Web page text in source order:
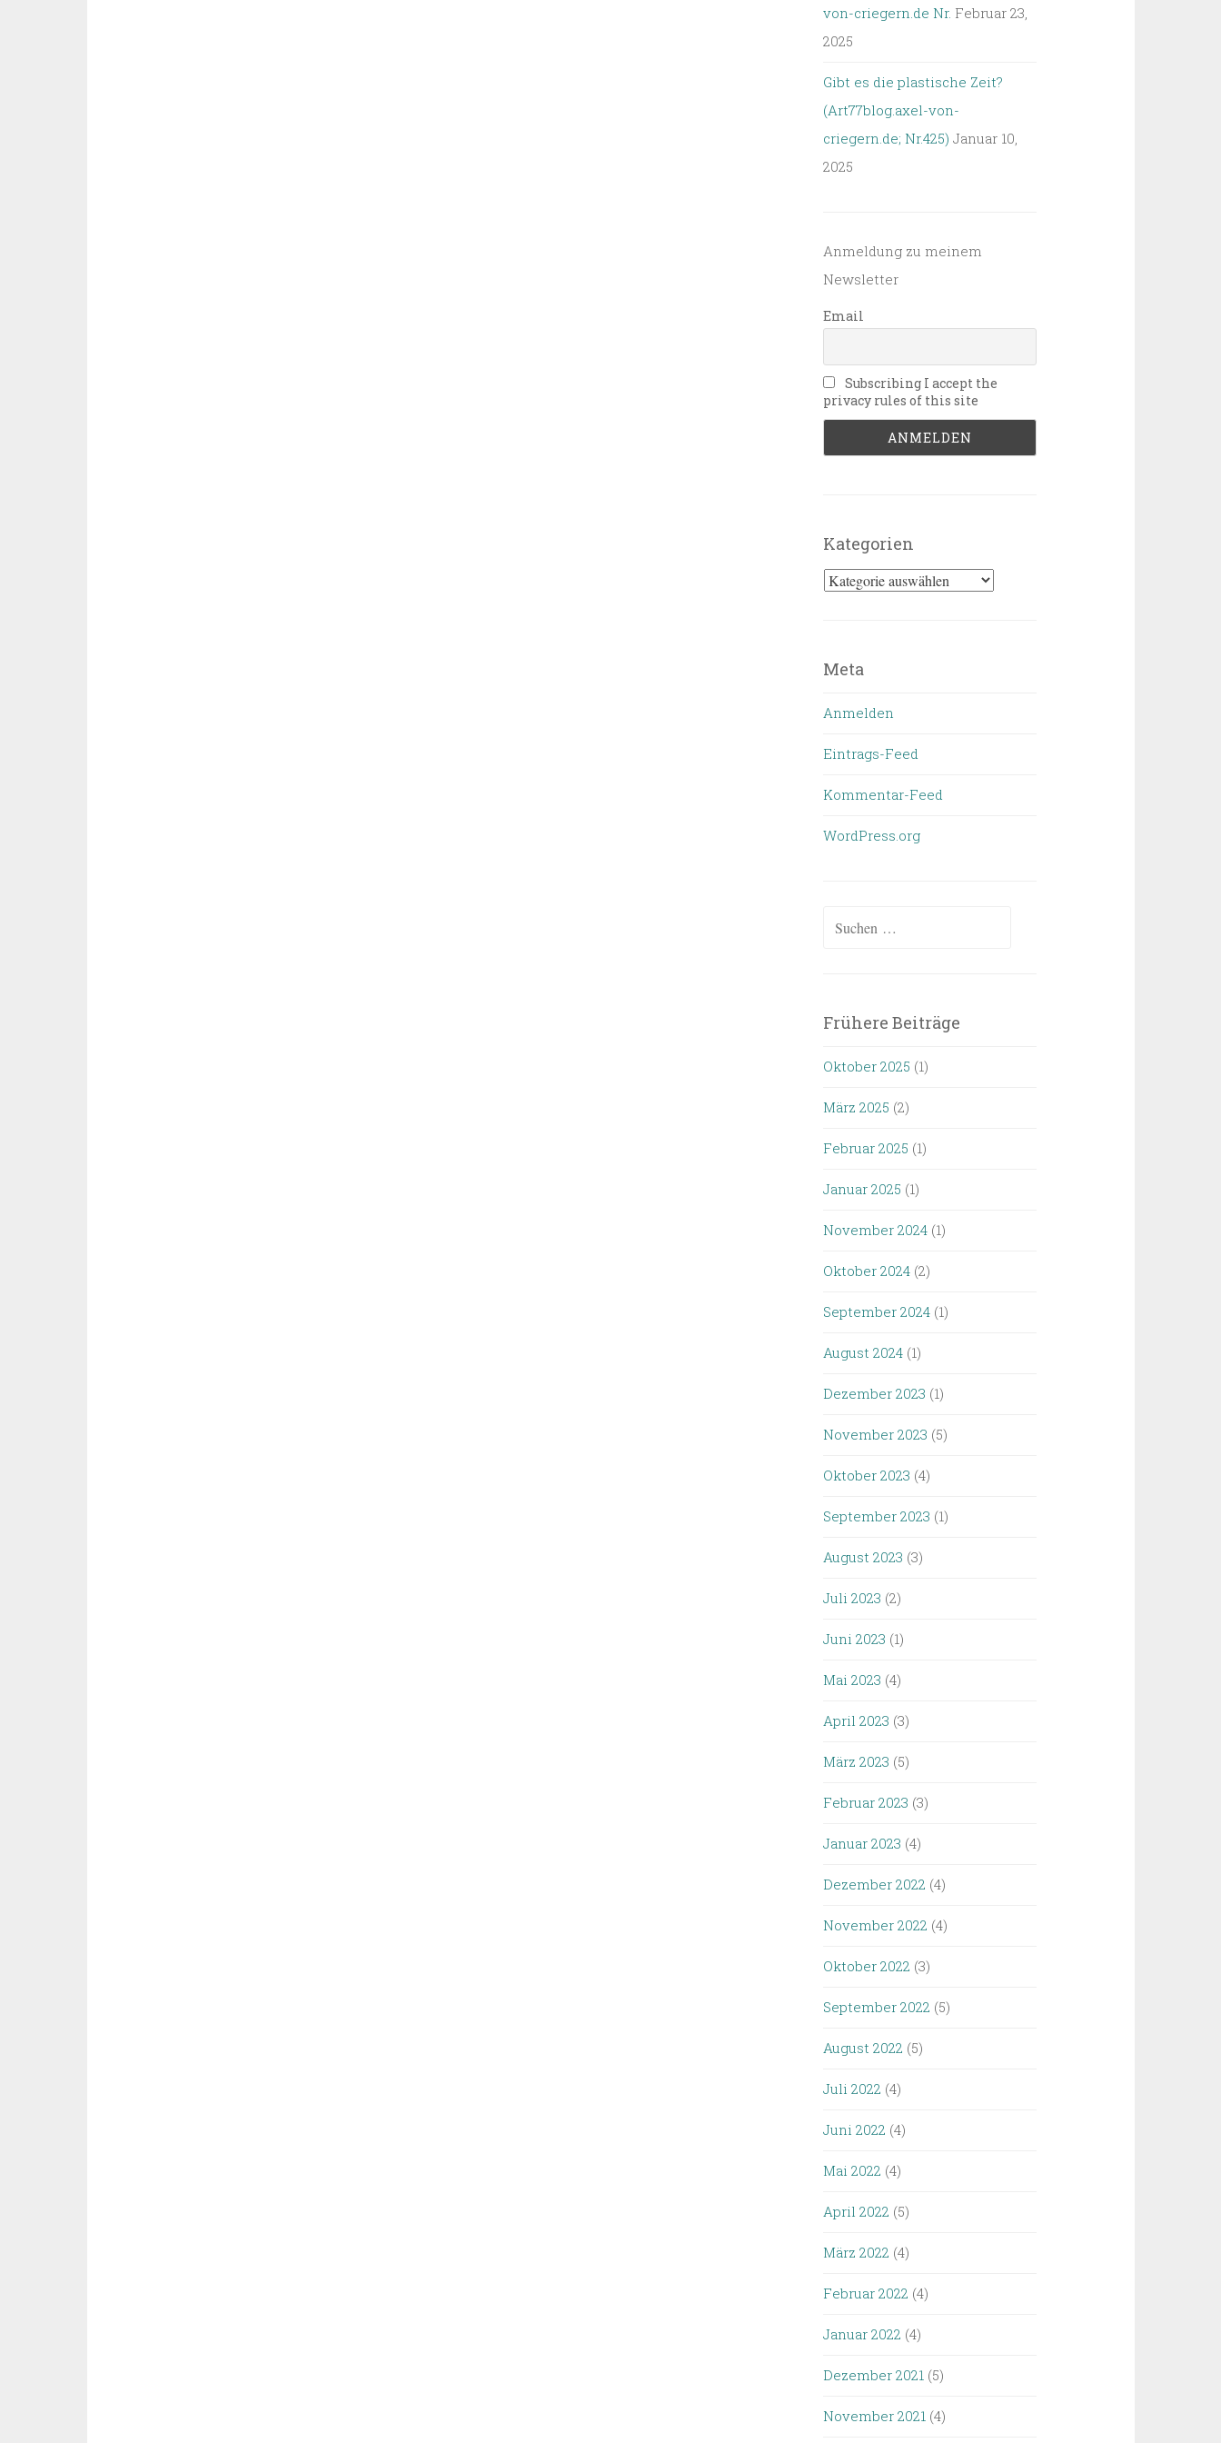
von-criegern.de Nr. Februar 23,
2025
Gibt es die plastische Zeit?
(Art77blog.axel-von-
criegern.de; Nr.425) Januar 10,
2025
Anmeldung zu meinem
Newsletter
Email
Subscribing I accept the
privacy rules of this site
Kategorien
Kategorien
Meta
Anmelden
Eintrags-Feed
Kommentar-Feed
WordPress.org
Suchen
Frühere Beiträge
Oktober 2025 (1)
März 2025 (2)
Februar 2025 (1)
Januar 2025 (1)
November 2024 (1)
Oktober 2024 (2)
September 2024 (1)
August 2024 (1)
Dezember 2023 (1)
November 2023 (5)
Oktober 2023 (4)
September 2023 (1)
August 2023 (3)
Juli 2023 (2)
Juni 2023 (1)
Mai 2023 (4)
April 2023 (3)
März 2023 (5)
Februar 2023 (3)
Januar 2023 (4)
Dezember 2022 (4)
November 2022 (4)
Oktober 2022 (3)
September 2022 (5)
August 2022 (5)
Juli 2022 (4)
Juni 2022 (4)
Mai 2022 (4)
April 2022 (5)
März 2022 (4)
Februar 2022 (4)
Januar 2022 (4)
Dezember 2021 (5)
November 2021 (4)